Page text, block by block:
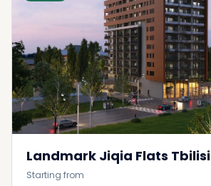
Landmark Jiqia Flats Tbilisi
Starting from